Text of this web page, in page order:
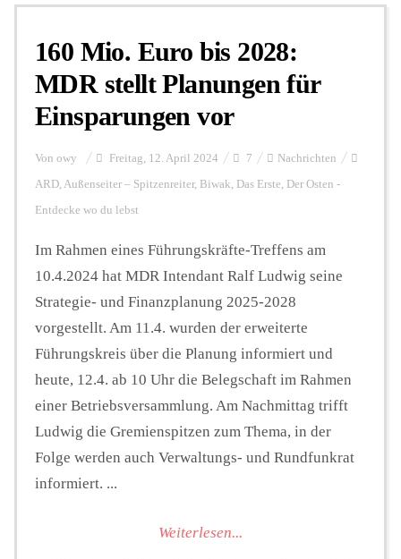
Personalien
Hintergrund
FUNKTURM-Beiträge
Podcast
Seminare
Unterstützen
160 Mio. Euro bis 2028:
MDR stellt Planungen für
Einsparungen vor
Von owy Freitag, 12. April 2024 7 Nachrichten
ARD, Außenseiter – Spitzenreiter, Biwak, Das Erste, Der Osten -
Entdecke wo du lebst
Im Rahmen eines Führungskräfte-Treffens am
10.4.2024 hat MDR Intendant Ralf Ludwig seine
Strategie- und Finanzplanung 2025-2028
vorgestellt. Am 11.4. wurden der erweiterte
Führungskreis über die Planung informiert und
heute, 12.4. ab 10 Uhr die Belegschaft im Rahmen
einer Betriebsversammlung. Am Nachmittag trifft
Ludwig die Gremienspitzen zum Thema, in der
Folge werden auch Verwaltungs- und Rundfunkrat
informiert. ...
Weiterlesen...